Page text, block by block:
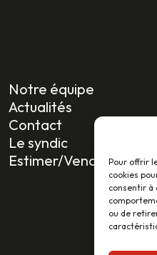
Pour offrir
cookies
consentir à
ou de
Notre équipe
Actualités
Contact
Le syndic
Estimer/Vendre